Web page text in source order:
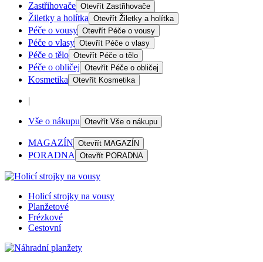
Zastřihovače Otevřít Zastřihovače
Žiletky a holítka Otevřít Žiletky a holítka
Péče o vousy Otevřít Péče o vousy
Péče o vlasy Otevřít Péče o vlasy
Péče o tělo Otevřít Péče o tělo
Péče o obličej Otevřít Péče o obličej
Kosmetika Otevřít Kosmetika
|
Vše o nákupu Otevřít Vše o nákupu
MAGAZÍN Otevřít MAGAZÍN
PORADNA Otevřít PORADNA
Holicí strojky na vousy
Planžetové
Frézkové
Cestovní